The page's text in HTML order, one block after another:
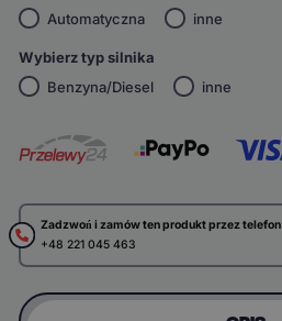
Automatyczna
inne
Wybierz typ silnika
Benzyna/Diesel
inne
Zadzwoń i zamów ten produkt przez telefon
+48 221 045 463